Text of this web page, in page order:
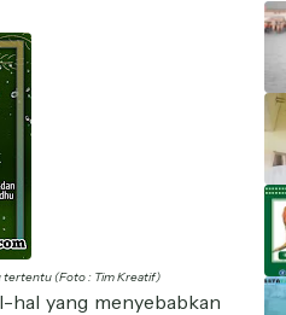
tertentu (Foto : Tim Kreatif)
hal yang menyebabkan